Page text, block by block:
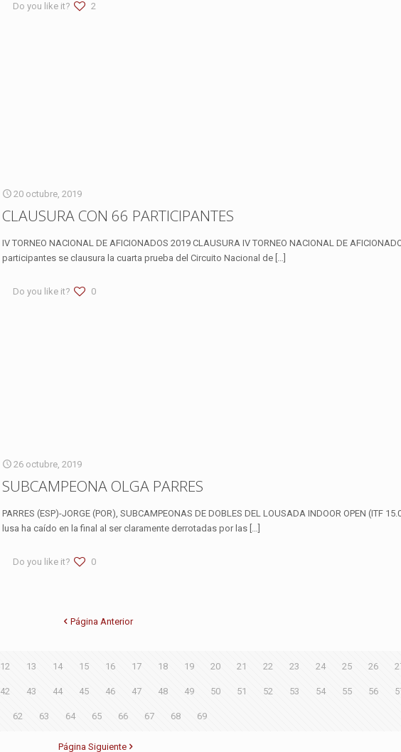
Do you like it? 2
20 octubre, 2019
CLAUSURA CON 66 PARTICIPANTES
IV TORNEO NACIONAL DE AFICIONADOS 2019 CLAUSURA IV TORNEO NACIONAL DE
participantes se clausura la cuarta prueba del Circuito Nacional de
Do you like it? 0
26 octubre, 2019
SUBCAMPEONA OLGA PARRES
PARRES (ESP)-JORGE (POR), SUBCAMPEONAS DE DOBLES DEL LOUSADA INDOOR OPEN (ITF
lusa ha caído en la final al ser claramente derrotadas por las
Do you like it? 0
Página Anterior
12 13 14 15 16 17 18 19 20 21 22 23 24 25 26
42 43 44 45 46 47 48 49 50 51 52 53 54 55 56
62 63 64 65 66 67 68 69
Página Siguiente